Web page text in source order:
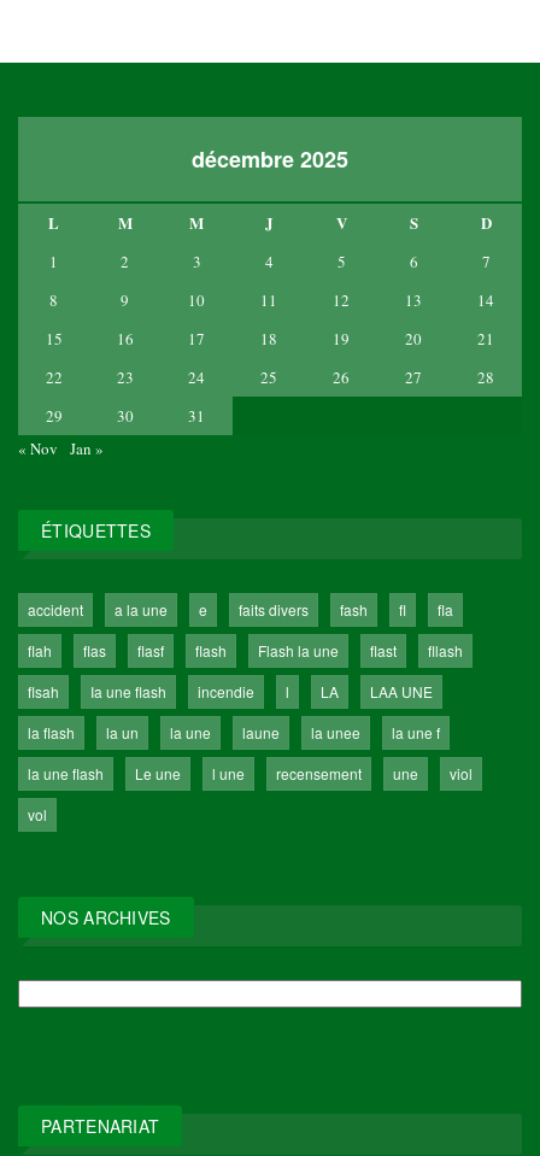
décembre 2025
L M M J V S D
1 2 3 4 5 6
7
8
9 10 11 12 13
14
15
16 17 18 19 20
21
22
23 24 25 26 27
28
29
30
31
« Nov
Jan »
ÉTIQUETTES
accident a la une e faits divers fash fl
fla
flah
flas flasf flash Flash la une flast
fllash
flsah
Ia une flash incendie l LA
LAA UNE
la flash
la un la une laune la unee
la une f
la une flash
Le une l une recensement une
viol
vol
NOS ARCHIVES
PARTENARIAT